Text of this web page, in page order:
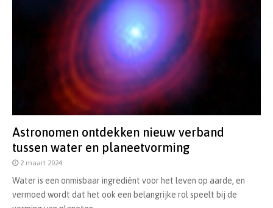
Astronomen ontdekken nieuw verband
tussen water en planeetvorming
2 maart 2024
Water is een onmisbaar ingrediënt voor het leven op aarde, en
vermoed wordt dat het ook een belangrijke rol speelt bij de